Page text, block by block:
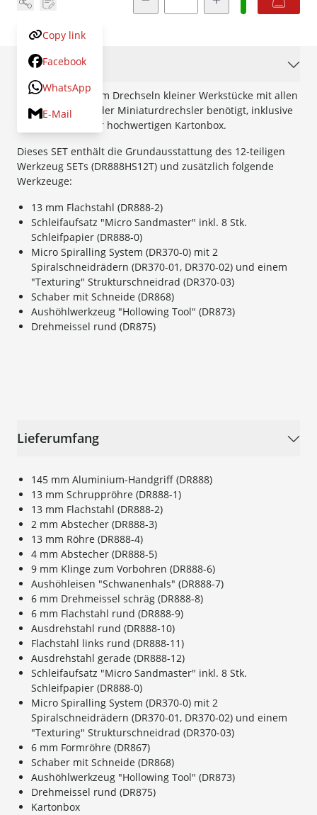
Copy link
Facebook
WhatsApp
E-Mail
Beschreibung
Das ideale SET zum Drechseln kleiner Werkstücke mit allen
Werkzeugen, die der Miniaturdrechsler benötigt, inklusive
Handgriff, in einer hochwertigen Kartonbox.
Dieses SET enthält die Grundausstattung des 12-teiligen
Werkzeug SETs (DR888HS12T) und zusätzlich folgende
Werkzeuge:
13 mm Flachstahl (DR888-2)
Schleifaufsatz "Micro Sandmaster" inkl. 8 Stk.
Schleifpapier (DR888-0)
Micro Spiralling System (DR370-0) mit 2
Spiralschneidrädern (DR370-01, DR370-02) und einem
"Texturing" Strukturschneidrad (DR370-03)
Schaber mit Schneide (DR868)
Aushöhlwerkzeug "Hollowing Tool" (DR873)
Drehmeissel rund (DR875)
Lieferumfang
145 mm Aluminium-Handgriff (DR888)
13 mm Schruppröhre (DR888-1)
13 mm Flachstahl (DR888-2)
2 mm Abstecher (DR888-3)
13 mm Röhre (DR888-4)
4 mm Abstecher (DR888-5)
9 mm Klinge zum Vorbohren (DR888-6)
Aushöhleisen "Schwanenhals" (DR888-7)
6 mm Drehmeissel schräg (DR888-8)
6 mm Flachstahl rund (DR888-9)
Ausdrehstahl rund (DR888-10)
Flachstahl links rund (DR888-11)
Ausdrehstahl gerade (DR888-12)
Schleifaufsatz "Micro Sandmaster" inkl. 8 Stk.
Schleifpapier (DR888-0)
Micro Spiralling System (DR370-0) mit 2
Spiralschneidrädern (DR370-01, DR370-02) und einem
"Texturing" Strukturschneidrad (DR370-03)
6 mm Formröhre (DR867)
Schaber mit Schneide (DR868)
Aushöhlwerkzeug "Hollowing Tool" (DR873)
Drehmeissel rund (DR875)
Kartonbox